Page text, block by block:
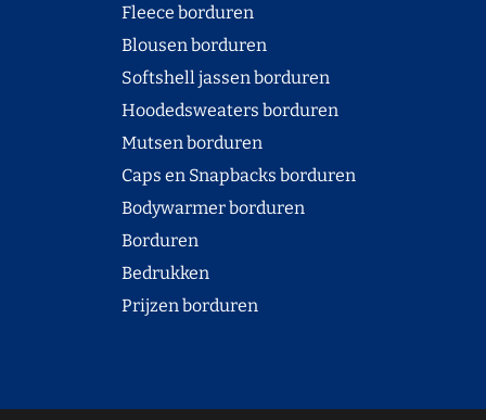
Fleece borduren
Blousen borduren
Softshell jassen borduren
Hoodedsweaters borduren
Mutsen borduren
Caps en Snapbacks borduren
Bodywarmer borduren
Borduren
Bedrukken
Prijzen borduren